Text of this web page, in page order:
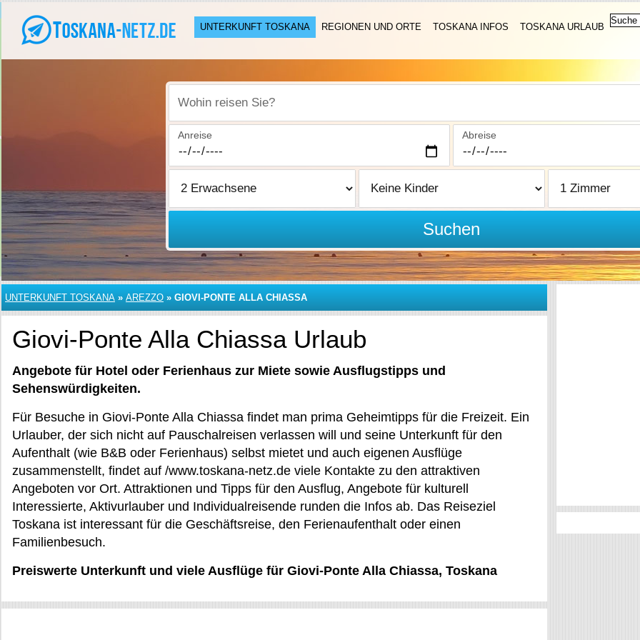
UNTERKUNFT TOSKANA REGIONEN UND ORTE TOSKANA INFOS TOSKANA URLAUB
Wohin reisen Sie?
Anreise Abreise
Suchen
UNTERKUNFT TOSKANA » AREZZO » GIOVI-PONTE ALLA CHIASSA
Giovi-Ponte Alla Chiassa Urlaub
Angebote für Hotel oder Ferienhaus zur Miete sowie Ausflugstipps und
Sehenswürdigkeiten.
Für Besuche in Giovi-Ponte Alla Chiassa findet man prima Geheimtipps für die Freizeit. Ein
Urlauber, der sich nicht auf Pauschalreisen verlassen will und seine Unterkunft für den
Aufenthalt (wie B&B oder Ferienhaus) selbst mietet und auch eigenen Ausflüge
zusammenstellt, findet auf /www.toskana-netz.de viele Kontakte zu den attraktiven
Angeboten vor Ort. Attraktionen und Tipps für den Ausflug, Angebote für kulturell
Interessierte, Aktivurlauber und Individualreisende runden die Infos ab. Das Reiseziel
Toskana ist interessant für die Geschäftsreise, den Ferienaufenthalt oder einen
Familienbesuch.
Preiswerte Unterkunft und viele Ausflüge für Giovi-Ponte Alla Chiassa, Toskana